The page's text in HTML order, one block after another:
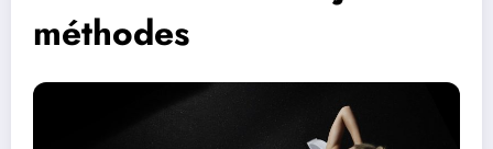
méthodes